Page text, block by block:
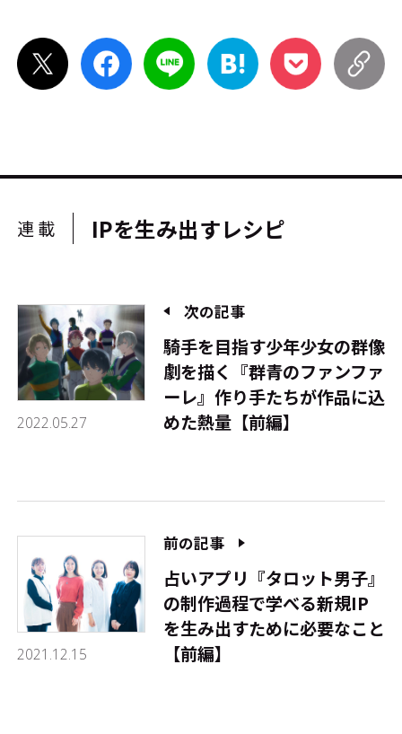
連載 IPを生み出すレシピ
2022.05.27
次の記事
騎手を目指す少年少女の群像
劇を描く『群青のファンファ
ーレ』――作り手たちが作品に込
めた熱量【前編】
2021.12.15
前の記事
占いアプリ『タロット男子』
の制作過程で学べる新規IP
を生み出すために必要なこと
【前編】